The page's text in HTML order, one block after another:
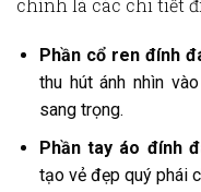
chính là các chi tiết
Phần cổ ren đính
thu hút ánh nhìn
sang trọng.
Phần tay áo đính
tạo vẻ đẹp quý phái